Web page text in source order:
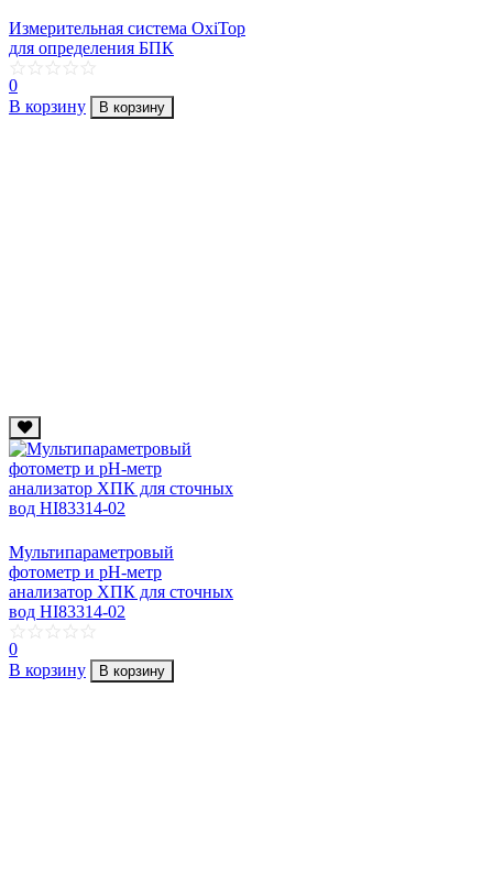
Измерительная система OxiTop
для определения БПК
0
В корзину
В корзину
Мультипараметровый
фотометр и pH-метр
анализатор ХПК для сточных
вод HI83314-02
0
В корзину
В корзину